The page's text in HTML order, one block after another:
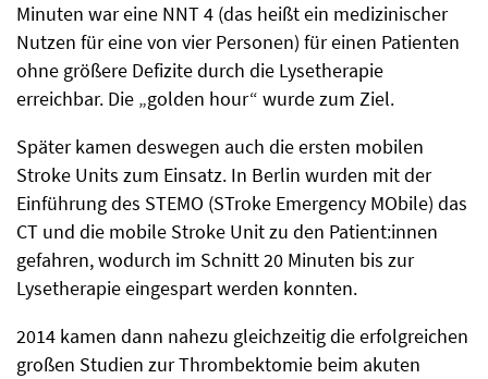
Minuten war eine NNT 4 (das heißt ein medizinischer
Nutzen für eine von vier Personen) für einen Patienten
ohne größere Defizite durch die Lysetherapie
erreichbar. Die „golden hour“ wurde zum Ziel.
Später kamen deswegen auch die ersten mobilen
Stroke Units zum Einsatz. In Berlin wurden mit der
Einführung des STEMO (STroke Emergency MObile) das
CT und die mobile Stroke Unit zu den Patient:innen
gefahren, wodurch im Schnitt 20 Minuten bis zur
Lysetherapie eingespart werden konnten.
2014 kamen dann nahezu gleichzeitig die erfolgreichen
großen Studien zur Thrombektomie beim akuten